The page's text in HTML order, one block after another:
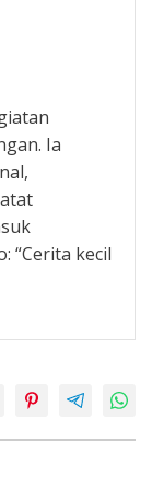
Ia
“Cerita kecil